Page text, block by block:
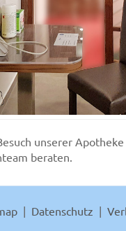
unserer
beraten.
Datenschutz